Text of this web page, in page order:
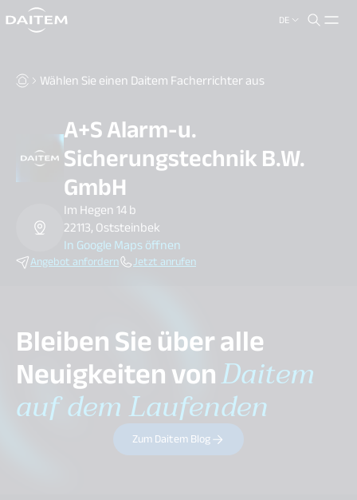
DE
search.label
Wählen Sie einen Daitem Facherrichter aus
A+S Alarm-u.
Sicherungstechnik B.W.
GmbH
Im Hegen 14 b
22113, Oststeinbek
In Google Maps öffnen
Angebot anfordern Jetzt anrufen
Bleiben Sie über alle
Neuigkeiten vonDaitem
auf dem Laufenden
Zum Daitem Blog